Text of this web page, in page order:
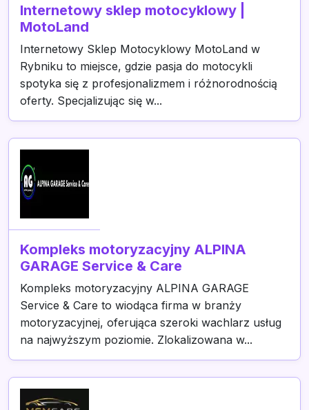
Internetowy sklep motocyklowy |
MotoLand
Internetowy Sklep Motocyklowy MotoLand w
Rybniku to miejsce, gdzie pasja do motocykli
spotyka się z profesjonalizmem i różnorodnością
oferty. Specjalizując się w...
Kompleks motoryzacyjny ALPINA
GARAGE Service & Care
Kompleks motoryzacyjny ALPINA GARAGE
Service & Care to wiodąca firma w branży
motoryzacyjnej, oferująca szeroki wachlarz usług
na najwyższym poziomie. Zlokalizowana w...